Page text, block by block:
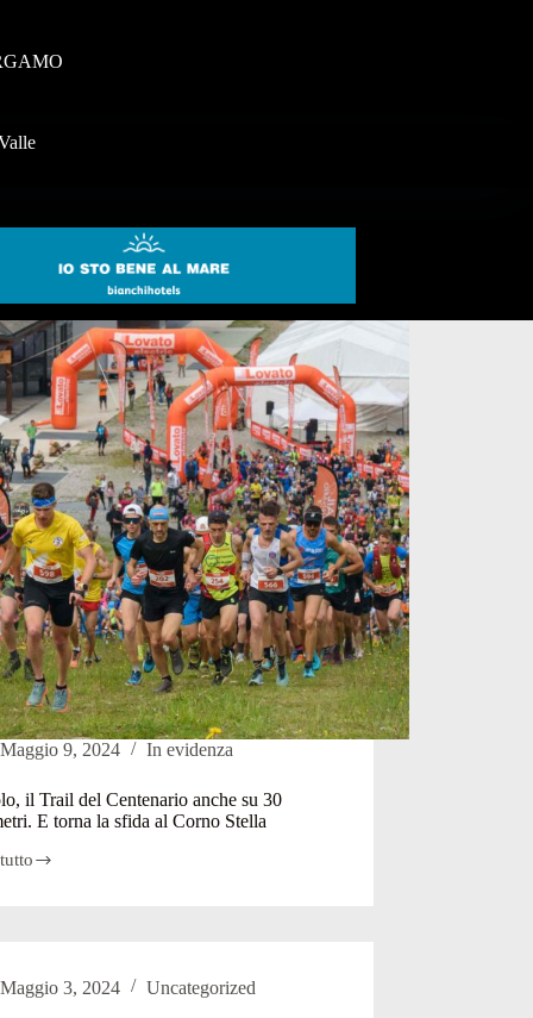
Maggio 9, 2024 In evidenza
il Trail del Centenario anche su 30
E torna la sfida al Corno Stella
Maggio 3, 2024 Uncategorized